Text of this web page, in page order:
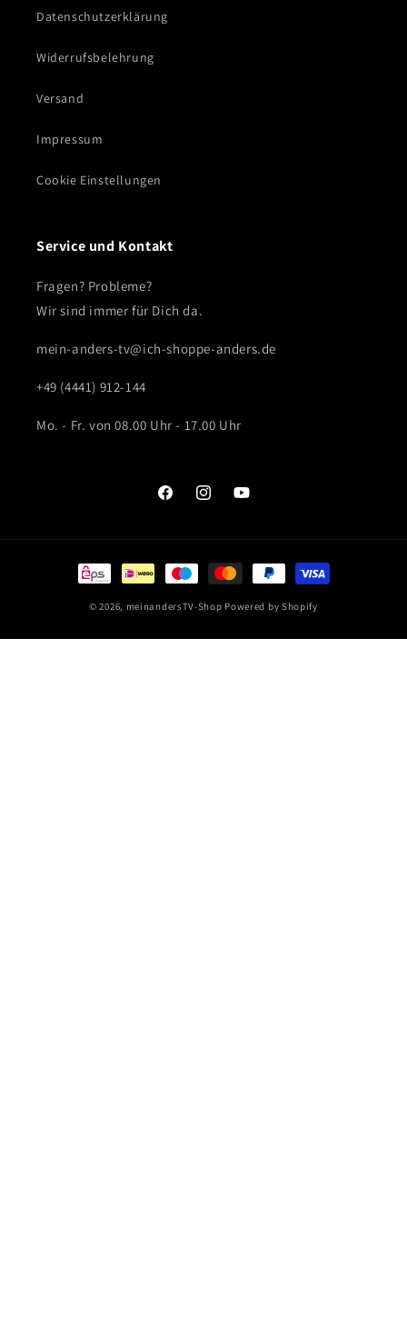
Datenschutzerklärung
Widerrufsbelehrung
Versand
Impressum
Cookie Einstellungen
Service und Kontakt
Fragen? Probleme?
Wir sind immer für Dich da.
mein-anders-tv@ich-shoppe-anders.de
+49 (4441) 912-144
Mo. - Fr. von 08.00 Uhr - 17.00 Uhr
FacebookInstagramYouTube
Zahlungsmethoden
© 2026, meinandersTV-Shop Powered by Shopify